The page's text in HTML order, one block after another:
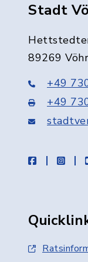
Stadt
89269
+49
+49
facebook